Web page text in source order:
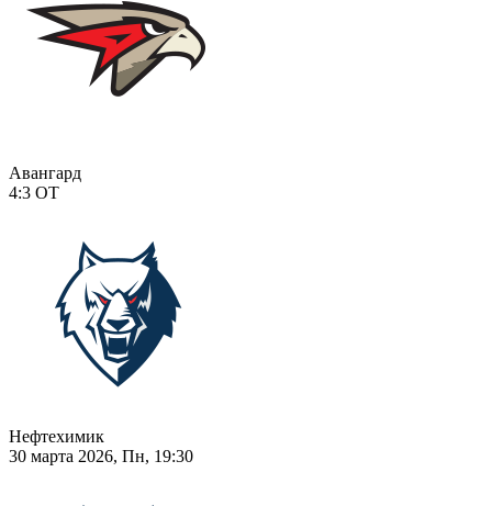
Авангард
4:3 ОТ
Нефтехимик
30 марта 2026, Пн, 19:30